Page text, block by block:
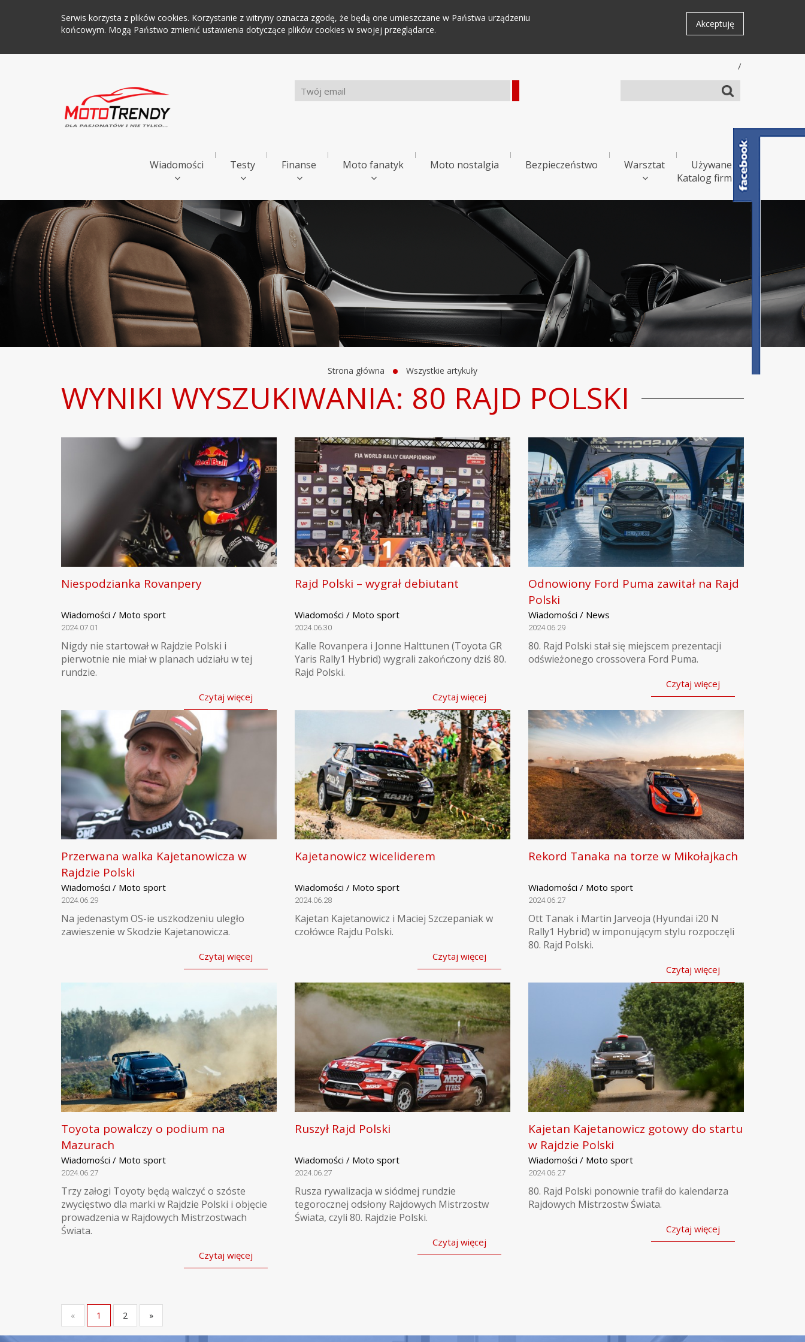
Serwis korzysta z plików cookies. Korzystanie z witryny oznacza zgodę, że będą one umieszczane w Państwa urządzeniu
końcowym. Mogą Państwo zmienić ustawienia dotyczące plików cookies w swojej przeglądarce.
Akceptuję
/
Wiadomości Testy Finanse Moto fanatyk Moto nostalgia Bezpieczeństwo Warsztat
Używane
Katalog firm
Strona główna Wszystkie artykuły
WYNIKI WYSZUKIWANIA: 80 RAJD POLSKI
Niespodzianka Rovanpery
Wiadomości / Moto sport
2024.07.01
Nigdy nie startował w Rajdzie Polski i
pierwotnie nie miał w planach udziału w tej
rundzie.
Czytaj więcej
Rajd Polski – wygrał debiutant
Wiadomości / Moto sport
2024.06.30
Kalle Rovanpera i Jonne Halttunen (Toyota GR
Yaris Rally1 Hybrid) wygrali zakończony dziś 80.
Rajd Polski.
Czytaj więcej
Odnowiony Ford Puma zawitał na Rajd
Polski
Wiadomości / News
2024.06.29
80. Rajd Polski stał się miejscem prezentacji
odświeżonego crossovera Ford Puma.
Czytaj więcej
Przerwana walka Kajetanowicza w
Rajdzie Polski
Wiadomości / Moto sport
2024.06.29
Na jedenastym OS-ie uszkodzeniu uległo
zawieszenie w Skodzie Kajetanowicza.
Czytaj więcej
Kajetanowicz wiceliderem
Wiadomości / Moto sport
2024.06.28
Kajetan Kajetanowicz i Maciej Szczepaniak w
czołówce Rajdu Polski.
Czytaj więcej
Rekord Tanaka na torze w Mikołajkach
Wiadomości / Moto sport
2024.06.27
Ott Tanak i Martin Jarveoja (Hyundai i20 N
Rally1 Hybrid) w imponującym stylu rozpoczęli
80. Rajd Polski.
Czytaj więcej
Toyota powalczy o podium na
Mazurach
Wiadomości / Moto sport
2024.06.27
Trzy załogi Toyoty będą walczyć o szóste
zwycięstwo dla marki w Rajdzie Polski i objęcie
prowadzenia w Rajdowych Mistrzostwach
Świata.
Czytaj więcej
Ruszył Rajd Polski
Wiadomości / Moto sport
2024.06.27
Rusza rywalizacja w siódmej rundzie
tegorocznej odsłony Rajdowych Mistrzostw
Świata, czyli 80. Rajdzie Polski.
Czytaj więcej
Kajetan Kajetanowicz gotowy do startu
w Rajdzie Polski
Wiadomości / Moto sport
2024.06.27
80. Rajd Polski ponownie trafił do kalendarza
Rajdowych Mistrzostw Świata.
Czytaj więcej
« 1 2 »